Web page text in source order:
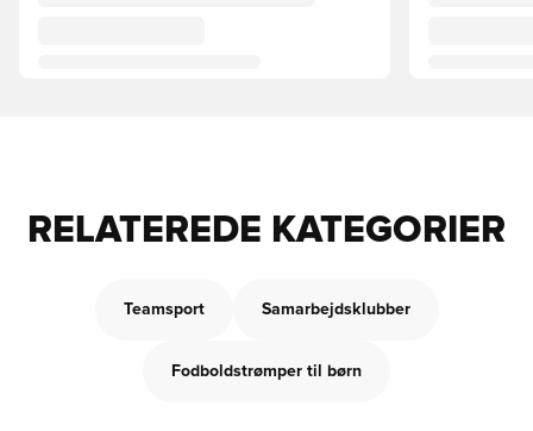
RELATEREDE KATEGORIER
Teamsport Samarbejdsklubber
Fodboldstrømper til børn